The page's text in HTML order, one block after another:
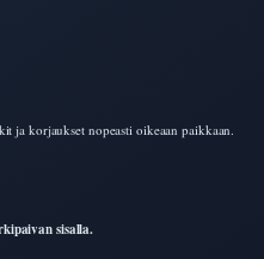
ja korjaukset nopeasti oikeaan paikkaan.
sisalla.